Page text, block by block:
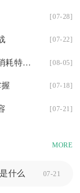
[07-28]
[07-22]
少年三国志中的时装有哪些需要消耗特殊道具来获得 [08-05]
[07-18]
[07-21]
MORE
什么 07-21